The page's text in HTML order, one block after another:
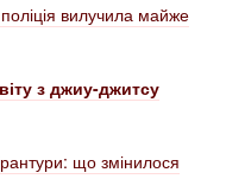
вилучила майже
з джиу-джитсу
що змінилося